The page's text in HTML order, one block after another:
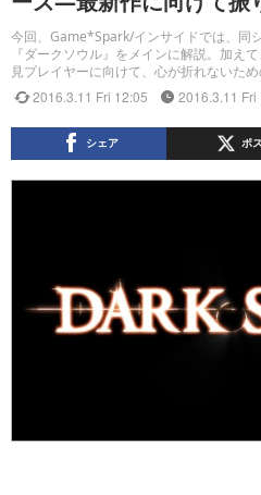
今回、Game*Spark/インサイドでは、同
『ダークソウル』をメインに解説。加え
見プレイヤーに向けて、心が折れないた
2016.3.11 Fri 12:05 2016.3.11 Fri
シェア ポ